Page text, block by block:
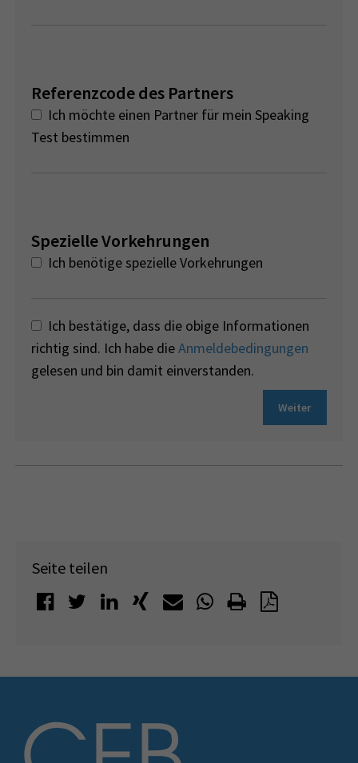
Referenzcode des Partners
Ich möchte einen Partner für mein Speaking
Test bestimmen
Spezielle Vorkehrungen
Ich benötige spezielle Vorkehrungen
Ich bestätige, dass die obige Informationen
richtig sind. Ich habe dieAnmeldebedingungen
gelesen und bin damit einverstanden.
Weiter
Seite teilen